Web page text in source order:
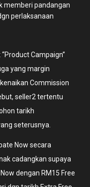
memberi pandangan
perlaksanaan
Campaign”
yang margin
Commission
seller2 tertentu
tarikh
seterusnya.
Now secara
cadangkan supaya
dengan RM15 Free